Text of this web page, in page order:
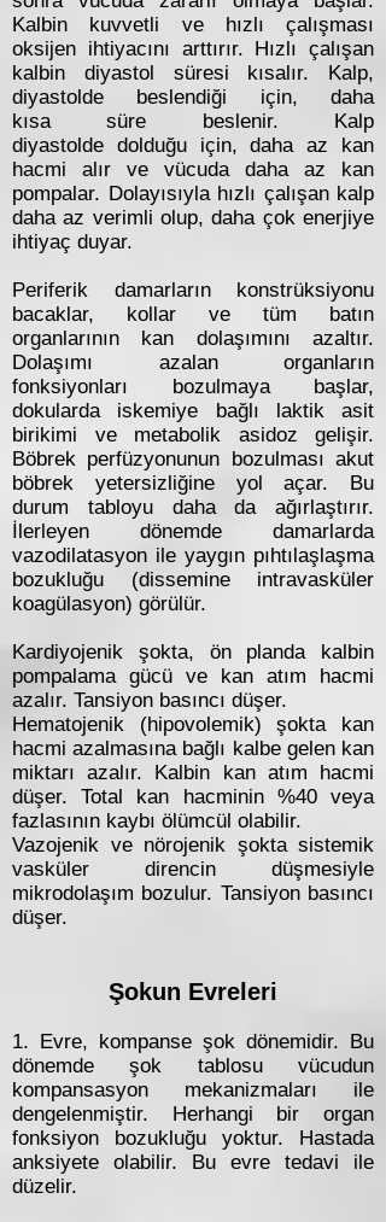
Kalbin kuvvetli ve hızlı çalışması
oksijen ihtiyacını arttırır. Hızlı çalışan
kalbin diyastol süresi kısalır. Kalp,
diyastolde beslendiği için, daha
kısa süre beslenir. Kalp
diyastolde dolduğu için, daha az kan
hacmi alır ve vücuda daha az kan
pompalar. Dolayısıyla hızlı çalışan kalp
daha az verimli olup, daha çok enerjiye
ihtiyaç duyar.
Periferik damarların konstrüksiyonu
bacaklar, kollar ve tüm batın
organlarının kan dolaşımını azaltır.
Dolaşımı azalan organların
fonksiyonları bozulmaya başlar,
dokularda iskemiye bağlı laktik asit
birikimi ve metabolik asidoz gelişir.
Böbrek perfüzyonunun bozulması akut
böbrek yetersizliğine yol açar. Bu
durum tabloyu daha da ağırlaştırır.
İlerleyen dönemde damarlarda
vazodilatasyon ile yaygın pıhtılaşlaşma
bozukluğu (dissemine intravasküler
koagülasyon) görülür.
Kardiyojenik şokta, ön planda kalbin
pompalama gücü ve kan atım hacmi
azalır. Tansiyon basıncı düşer.
Hematojenik (hipovolemik) şokta kan
hacmi azalmasına bağlı kalbe gelen kan
miktarı azalır. Kalbin kan atım hacmi
düşer. Total kan hacminin %40 veya
fazlasının kaybı ölümcül olabilir.
Vazojenik ve nörojenik şokta sistemik
vasküler direncin düşmesiyle
mikrodolaşım bozulur. Tansiyon basıncı
düşer.
Şokun Evreleri
1. Evre, kompanse şok dönemidir. Bu
dönemde şok tablosu vücudun
kompansasyon mekanizmaları ile
dengelenmiştir. Herhangi bir organ
fonksiyon bozukluğu yoktur. Hastada
anksiyete olabilir. Bu evre tedavi ile
düzelir.